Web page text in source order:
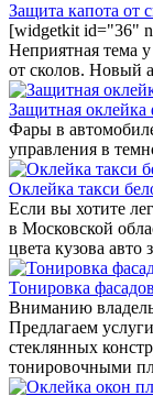
Защита капота от
[widgetkit id="36"
Неприятная тема
от сколов. Новый
Защитная оклейка
Фары в
управления в
Оклейка такси
Если вы хотите
в Московской
цвета кузова
Тонировка
Вниманию
Предлагаем
стеклянных
тонировочными